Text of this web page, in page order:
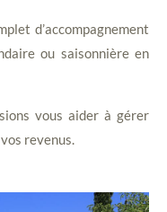
d’accompagnement
ou saisonnière en
vous aider à gérer
revenus.